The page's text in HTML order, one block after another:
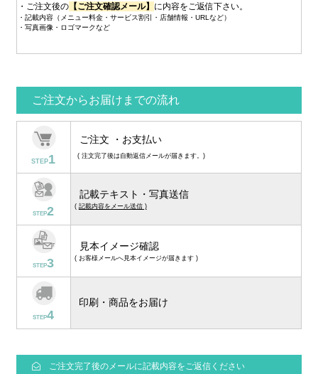
・ご注文後の【ご注文確認メール】 に内容をご返信下さい。
・記載内容（メニュー料金・サービス割引・店舗情報・URLなど）
・写真画像・ロゴマークなど
ご注文からお届けまでの流れ
STEP1
ご注文 ・お支払い
( 注文完了後は自動返信メールが届きます。)
STEP2
記載テキスト・写真送信
( 記載内容をメール送信 )
STEP3
見本イメージ確認
( お客様メールへ見本イメージが届きます )
STEP4
印刷・商品をお届け
ご注文完了後のメールに記載内容をご返信ください